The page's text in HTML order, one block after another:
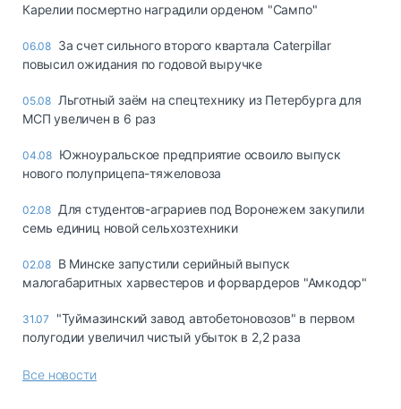
Карелии посмертно наградили орденом "Сампо"
06.08 За счет сильного второго квартала Caterpillar
повысил ожидания по годовой выручке
05.08 Льготный заём на спецтехнику из Петербурга для
МСП увеличен в 6 раз
04.08 Южноуральское предприятие освоило выпуск
нового полуприцепа-тяжеловоза
02.08 Для студентов-аграриев под Воронежем закупили
семь единиц новой сельхозтехники
02.08 В Минске запустили серийный выпуск
малогабаритных харвестеров и форвардеров "Амкодор"
31.07
"Туймазинский завод автобетоновозов" в первом
полугодии увеличил чистый убыток в 2,2 раза
Все новости